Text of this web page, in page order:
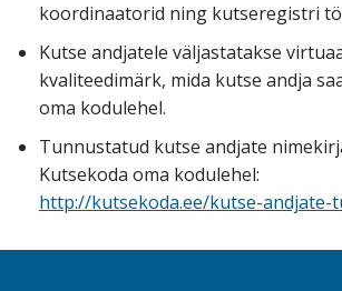
koordinaatorid ning kutseregistri
Kutse andjatele väljastatakse
kvaliteedimärk, mida kutse andja
oma kodulehel.
Tunnustatud kutse andjate
Kutsekoda oma kodulehel:
http://kutsekoda.ee/kutse-andjate-